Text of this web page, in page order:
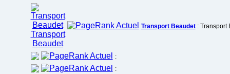
Transport Beaudet: Transport
:
: